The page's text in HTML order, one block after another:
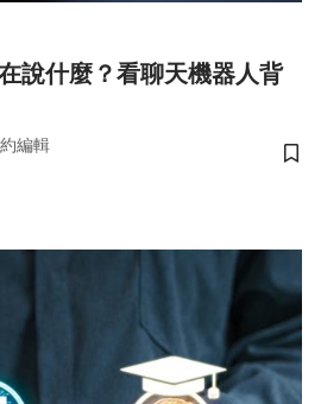
說什麼？看聊天機器人背
編輯
儲